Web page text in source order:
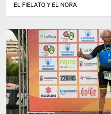
EL FIELATO Y EL NORA